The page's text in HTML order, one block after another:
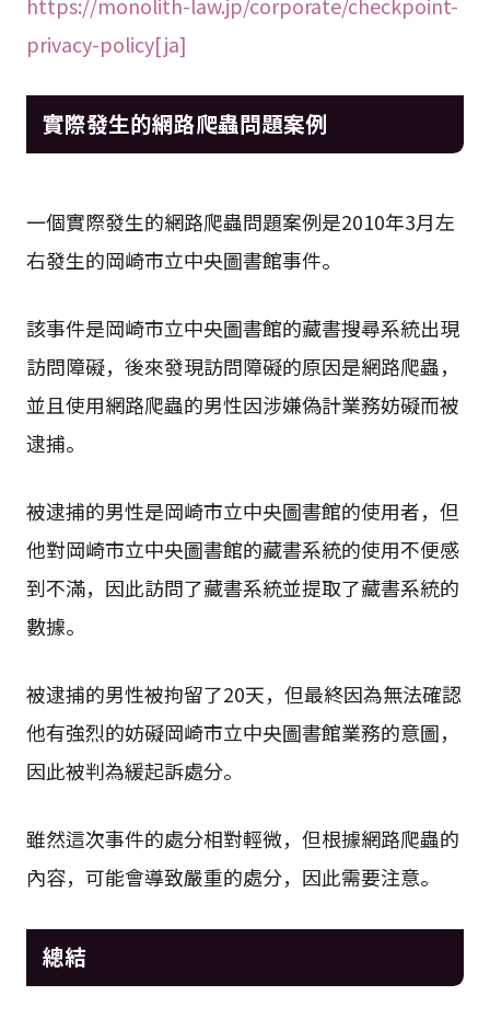
privacy-policy[ja]
實際發生的網路爬蟲問題案例
一個實際發生的網路爬蟲問題案例是2010年3月左
右發生的岡崎市立中央圖書館事件。
該事件是岡崎市立中央圖書館的藏書搜尋系統出現
訪問障礙，後來發現訪問障礙的原因是網路爬蟲，
並且使用網路爬蟲的男性因涉嫌偽計業務妨礙而被
逮捕。
被逮捕的男性是岡崎市立中央圖書館的使用者，但
他對岡崎市立中央圖書館的藏書系統的使用不便感
到不滿，因此訪問了藏書系統並提取了藏書系統的
數據。
被逮捕的男性被拘留了20天，但最終因為無法確認
他有強烈的妨礙岡崎市立中央圖書館業務的意圖，
因此被判為緩起訴處分。
雖然這次事件的處分相對輕微，但根據網路爬蟲的
內容，可能會導致嚴重的處分，因此需要注意。
總結